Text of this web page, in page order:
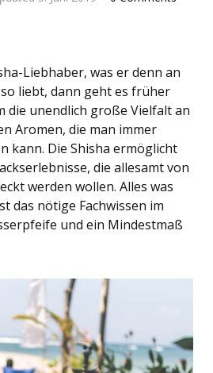
Liebhaber, was er denn an
liebt, dann geht es früher
die unendlich große Vielfalt an
Aromen, die man immer
kann. Die Shisha ermöglicht
die allesamt von
werden wollen. Alles was
das nötige Fachwissen im
und ein Mindestmaß